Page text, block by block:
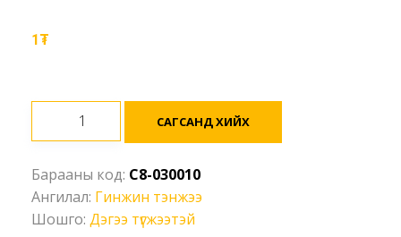
1₮
-
G80
(Ø10мм),
САГСАНД ХИЙХ
Барааны код: C8-030010
Ангилал: Гинжин тэнжээ
Шошго: Дэгээ түгжээтэй